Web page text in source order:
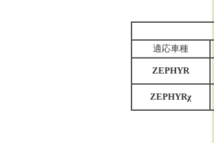
適応車種
ZEPHYR
ZEPHYRχ